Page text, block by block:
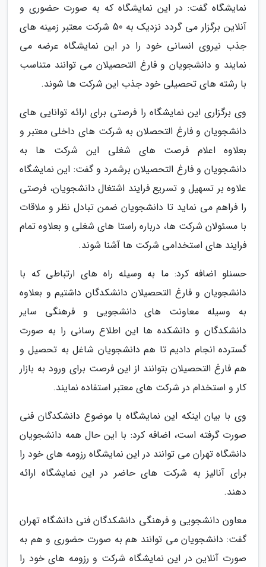
نمایشگاه گفت: در این نمایشگاه که به صورت حضوری و
آنلاین برگزار می گردد نزدیک به 50 شرکت معتبر زمینه های
جذب نیروی انسانی خود را در این نمایشگاه عرضه می
نمایند و دانشجویان و فارغ التحصیلان می توانند متناسب
با رشته های تحصیلی خود جذب این شرکت ها شوند.
وی برگزاری این نمایشگاه را فرصتی برای ارائه توانایی های
دانشجویان و فارغ التحصلان به شرکت های داخلی معتبر و
بعلاوه اعلام فرصت های شغلی این شرکت ها به
دانشجویان و فارغ التحصیلان برشمرد و گفت: این نمایشگاه
علاوه بر تسهیل و تسریع فرایند اشتغال دانشجویان، فرصتی
را فراهم می نماید تا دانشجویان ضمن تبادل نظر و ملاقات
با مسئولان شرکت ها، درباره راستا های شغلی و بعلاوه تمام
فرایند های استخدامی شرکت ها آشنا شوند.
حسنلو اضافه کرد: ما به وسیله راه های ارتباطی که با
دانشجویان و فارغ التحصیلان دانشکدگان داشتیم و بعلاوه
به وسیله معاونت های دانشجویی و فرهنگی سایر
دانشکدگان و دانشکده ها این اطلاع رسانی را به صورت
گسترده انجام دادیم تا هم دانشجویان شاغل به تحصیل و
هم فارغ التحصیلان بتوانند از این فرصت برای ورود به بازار
کار و استخدام در شرکت های معتبر استفاده نمایند.
وی با بیان اینکه این نمایشگاه با موضوع دانشکدگان فنی
صورت گرفته است، اضافه کرد: با این حال همه دانشجویان
دانشگاه تهران می توانند در این نمایشگاه رزومه های خود را
برای آنالیز به شرکت های حاضر در این نمایشگاه ارائه
دهند.
معاون دانشجویی و فرهنگی دانشکدگان فنی دانشگاه تهران
گفت: دانشجویان می توانند هم به صورت حضوری و هم به
صورت آنلاین در این نمایشگاه شرکت و رزومه های خود را